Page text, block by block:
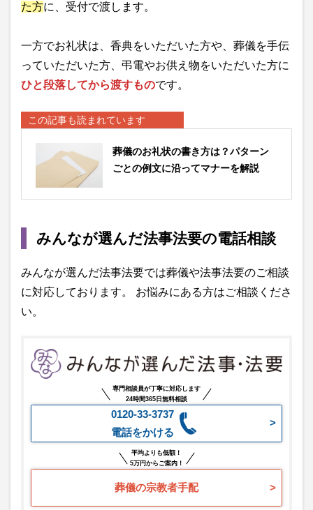
た方に、受付で渡します。
一方でお礼状は、香典をいただいた方や、葬儀を手伝
っていただいた方、弔電やお供え物をいただいた方に
ひと段落してから渡すものです。
この記事も読まれています
葬儀のお礼状の書き方は？パターン
ごとの例文に沿ってマナーを解説
みんなが選んだ法事法要の電話相談
みんなが選んだ法事法要では葬儀や法事法要のご相談
に対応しております。 お悩みにある方はご相談くださ
い。
専門相談員が丁寧に対応します
24時間365日無料相談
0120-33-3737
電話をかける
平均よりも低額！
5万円からご案内！
葬儀の宗教者手配